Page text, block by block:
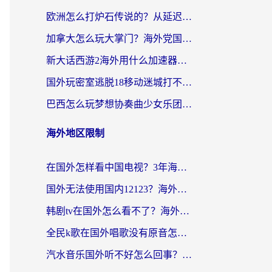
欧洲怎么打炉石传说的？从延迟999到丝滑上分，我找到了靠谱加速器
加拿大怎么玩大掌门？海外党国服游戏加速避坑指南（附实用工具推荐）
新大话西游2海外用什么加速器登录？老玩家亲测有效的国服游戏加速指南
国外玩密室逃脱18移动迷城打不开怎么办？海外玩家亲测有效的解决指南
巴西怎么玩梦想协奏曲少女乐团派对？海外党必看的国服游戏加速全攻略（附波兰天涯明月刀实用技巧）
海外地区限制
在国外怎样看中国电视？3年海外党亲测有效的追剧加速器指南
国外无法使用国内12123？海外华人必看：选对回国加速器，解决迪拜语音+12123访问难题
韩剧tv在国外怎么看不了？海外党追剧自由的终极解决方案来了
全民k歌在国外唱歌没有原音怎么办？别让地域限制毁了你的麦霸时刻
汽水音乐国外听不好怎么回事？海外党亲测有效的回国加速方案来了